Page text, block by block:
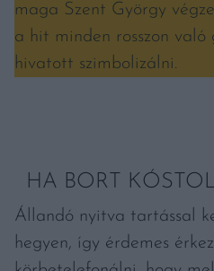
maga Szent György
a hit minden rosszon való
hivatott szimbolizálni.
HA BORT
Állandó nyitva tartással
hegyen, így érdemes